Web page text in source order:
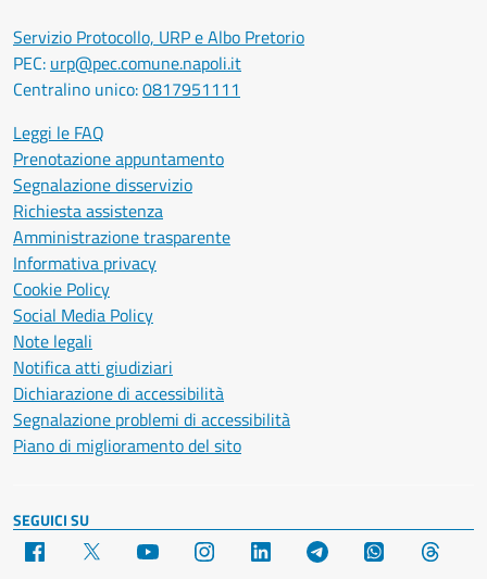
Servizio Protocollo, URP e Albo Pretorio
PEC: urp@pec.comune.napoli.it
Centralino unico:0817951111
Leggi le FAQ
Prenotazione appuntamento
Segnalazione disservizio
Richiesta assistenza
Amministrazione trasparente
Informativa privacy
Cookie Policy
Social Media Policy
Note legali
Notifica atti giudiziari
Dichiarazione di accessibilità
Segnalazione problemi di accessibilità
Piano di miglioramento del sito
SEGUICI SU
Facebook YouTube Instagram LinkedIn Telegram WhatsApp